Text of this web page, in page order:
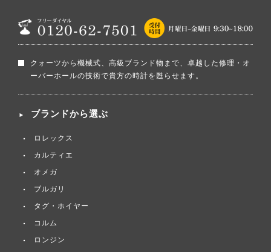
クォーツから機械式、高級ブランド物まで、卓越した修理・オ
ーバーホールの技術で貴方の時計を甦らせます。
ブランドから選ぶ
ロレックス
カルティエ
オメガ
ブルガリ
タグ・ホイヤー
コルム
ロンジン